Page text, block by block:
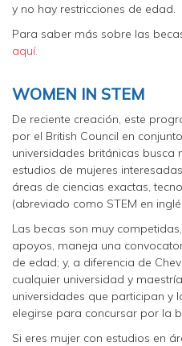
y no hay restricciones de edad.
Para saber más sobre las
aquí.
WOMEN IN STEM
De reciente creación, este
por el British Council en
universidades británicas
estudios de mujeres
áreas de ciencias exactas,
(abreviado como STEM en
Las becas son muy
apoyos, maneja una
de edad; y, a diferencia de
cualquier universidad y
universidades que participan y
elegirse para concursar por la
Si eres mujer con estudios en